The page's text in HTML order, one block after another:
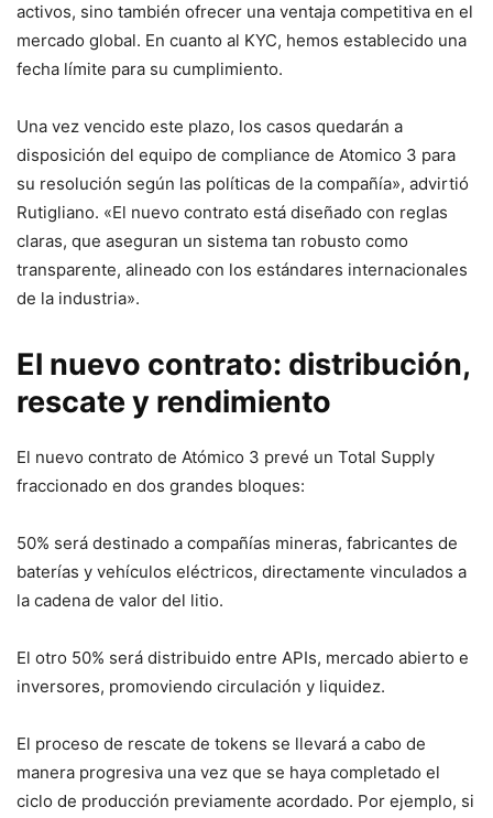
activos, sino también ofrecer una ventaja competitiva en el
mercado global. En cuanto al KYC, hemos establecido una
fecha límite para su cumplimiento.
Una vez vencido este plazo, los casos quedarán a
disposición del equipo de compliance de Atomico 3 para
su resolución según las políticas de la compañía», advirtió
Rutigliano. «El nuevo contrato está diseñado con reglas
claras, que aseguran un sistema tan robusto como
transparente, alineado con los estándares internacionales
de la industria».
El nuevo contrato: distribución,
rescate y rendimiento
El nuevo contrato de Atómico 3 prevé un Total Supply
fraccionado en dos grandes bloques:
50% será destinado a compañías mineras, fabricantes de
baterías y vehículos eléctricos, directamente vinculados a
la cadena de valor del litio.
El otro 50% será distribuido entre APIs, mercado abierto e
inversores, promoviendo circulación y liquidez.
El proceso de rescate de tokens se llevará a cabo de
manera progresiva una vez que se haya completado el
ciclo de producción previamente acordado. Por ejemplo, si